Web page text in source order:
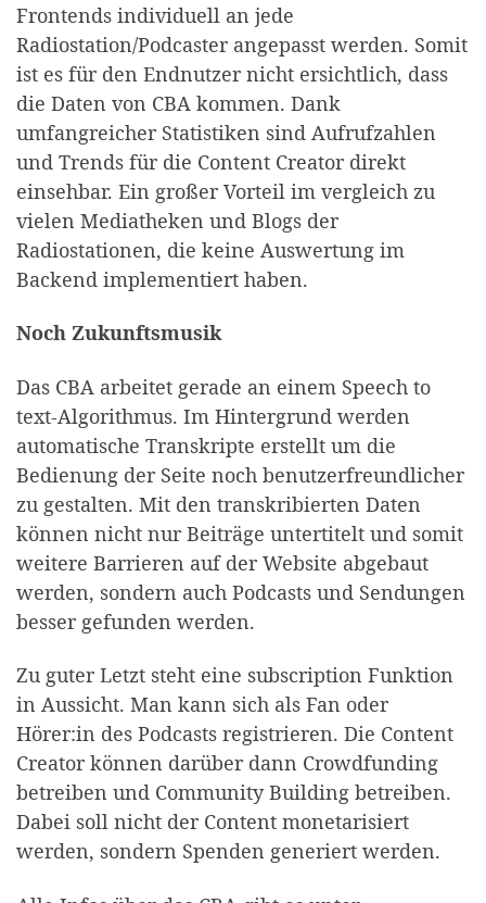
Frontends individuell an jede
Radiostation/Podcaster angepasst werden. Somit
ist es für den Endnutzer nicht ersichtlich, dass
die Daten von CBA kommen. Dank
umfangreicher Statistiken sind Aufrufzahlen
und Trends für die Content Creator direkt
einsehbar. Ein großer Vorteil im vergleich zu
vielen Mediatheken und Blogs der
Radiostationen, die keine Auswertung im
Backend implementiert haben.
Noch Zukunftsmusik
Das CBA arbeitet gerade an einem Speech to
text-Algorithmus. Im Hintergrund werden
automatische Transkripte erstellt um die
Bedienung der Seite noch benutzerfreundlicher
zu gestalten. Mit den transkribierten Daten
können nicht nur Beiträge untertitelt und somit
weitere Barrieren auf der Website abgebaut
werden, sondern auch Podcasts und Sendungen
besser gefunden werden.
Zu guter Letzt steht eine subscription Funktion
in Aussicht. Man kann sich als Fan oder
Hörer:in des Podcasts registrieren. Die Content
Creator können darüber dann Crowdfunding
betreiben und Community Building betreiben.
Dabei soll nicht der Content monetarisiert
werden, sondern Spenden generiert werden.